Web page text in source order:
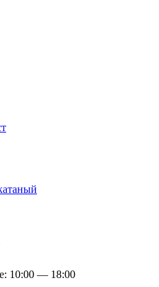
10:00 — 18:00